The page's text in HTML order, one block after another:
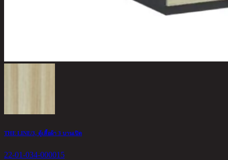
THE LINE/3, ตู้เสื้อผ้า 3 บานเปิด
22-01-034-000015